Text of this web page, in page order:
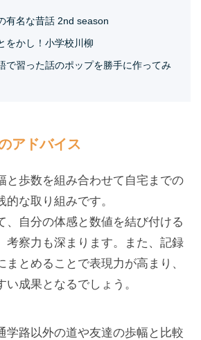
有名な昔話 2nd season
をかし！小学校川柳
で習った話のポップを勝手に作ってみ
アドバイス
と歩数を組み合わせて自宅までの
な取り組みです。
、自分の体感と数値を結び付ける
考察力も深まります。また、記録
まとめることで表現力が高まり、
成果となるでしょう。
学路以外の道や友達の歩幅と比較